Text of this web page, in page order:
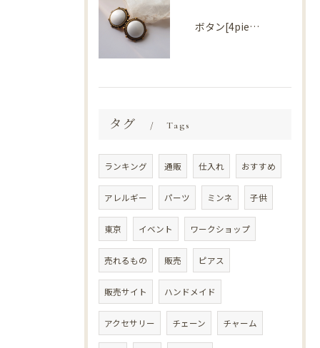
ボタン[4piece] Import parts No2724
タグ Tags
ランキング 通販 仕入れ おすすめ
アレルギー パーツ ミンネ 子供
東京 イベント ワークショップ
売れるもの 販売 ピアス
販売サイト ハンドメイド
アクセサリー チェーン チャーム